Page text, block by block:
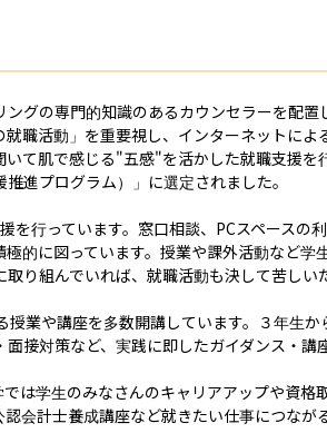
グの専門的知識のあるカウンセラーを配
職活動」を重要視し、インターネットによ
て肌で感じる"五感"を活かした就職支援を
進プログラム）」に選定されました。
行っています。窓口相談、PCスペースの
的に図っています。授業や課外活動など学
り組んでいれば、就職活動も決して苦しい
業や講座を多数開講しています。３年生
接対策など、実践に即したガイダンス・講
は学生のみなさんのキャリアアップや資格
会計士養成講座など就きたい仕事につなが